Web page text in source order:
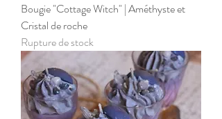
Bougie "Cottage Witch" | Améthyste et
Cristal de roche
Rupture de stock